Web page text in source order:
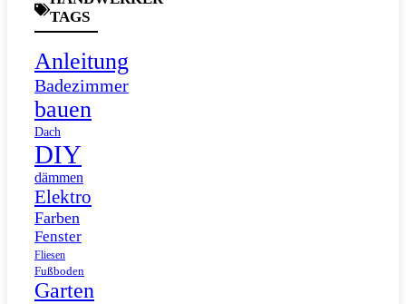
TAGS
Anleitung
Badezimmer
bauen
Dach
DIY
dämmen
Elektro
Farben
Fenster
Fliesen
Fußboden
Garten